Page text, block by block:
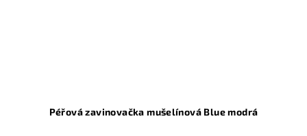
Péřová zavinovačka mušelínová Blue modrá